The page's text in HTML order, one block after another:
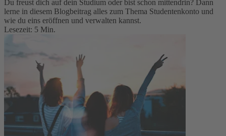
Du freust dich auf dein Studium oder bist schon mittendrin? Dann
lerne in diesem Blogbeitrag alles zum Thema Studentenkonto und
wie du eins eröffnen und verwalten kannst.
Lesezeit: 5 Min.